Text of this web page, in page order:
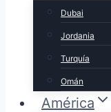
Dubai
Jordania
Turquía
Omán
América